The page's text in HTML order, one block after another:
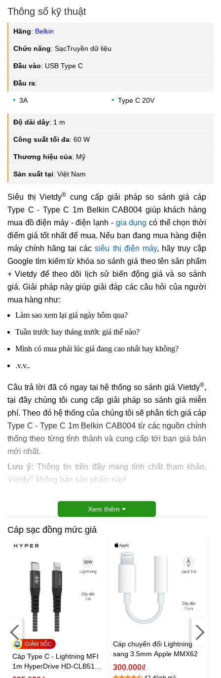
Thông số kỹ thuật
Hãng: Belkin
Chức năng: SạcTruyền dữ liệu
Đầu vào: USB Type C
Đầu ra:
3A Type C 20V
Độ dài dây: 1 m
Công suất tối đa: 60 W
Thương hiệu của: Mỹ
Sản xuất tại: Việt Nam
Siêu thị Vietdy® cung cấp giải pháp so sánh giá cáp
Type C - Type C 1m Belkin CAB004 giúp khách hàng
mua đồ điện máy - điện lạnh - gia dụng có thể chọn thời
điểm giá tốt nhất để mua. Nếu bạn đang mua hàng điện
máy chính hãng tại cácsiêu thị điện máy, hãy truy cập
Google tìm kiếm từ khóa so sánh giá theo tên sản phẩm
+ Vietdy để theo dõi lịch sử biến động giá và so sánh
giá. Giải pháp này giúp giải đáp các câu hỏi của người
mua hàng như:
Làm sao xem lại giá ngày hôm qua?
Tuần trước hay tháng trước giá thế nào?
Mình có mua phải lúc giá đang cao nhất hay không?
.v.v..
Câu trả lời đã có ngay tại hệ thống so sánh giá Vietdy®,
tại đây chúng tôi cung cấp giải pháp so sánh giá miễn
phí. Theo đó hệ thống của chúng tôi sẽ phân tích giá cáp
Type C - Type C 1m Belkin CAB004 từ các nguồn chính
thống theo từng tỉnh thành và cung cấp tới bạn giá bán
mới nhất.
Lưu ý: Thông tin trên đây mang tính chất tham khảo,
Vietdy® không bán sản phẩm này!
Xem thêm
Cáp sạc đồng mức giá
Cáp Type C - Lightning MFI
1m HyperDrive HD-CLB513
Đen
Cáp chuyển đổi Lightning
sang 3.5mm Apple MMX62
300.000₫